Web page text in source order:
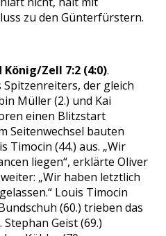
zu den Günterfürstern.
König/Zell 7:2 (4:0).
der gleich
Müller (2.) und Kai
einen Blitzstart
Seitenwechsel bauten
Timocin (44.) aus. „Wir
liegen“, erklärte Oliver
„Wir haben letztlich
Louis Timocin
(60.) trieben das
Geist (69.)